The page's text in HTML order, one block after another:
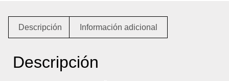
Descripción Información adicional
Descripción